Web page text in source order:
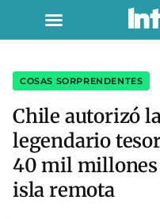
COSAS SORPRENDENTES
Chile autorizó
legendario
40 mil millones
isla remota